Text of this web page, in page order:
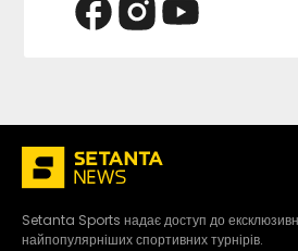
Setanta Sports надає доступ до
найпопулярніших спортивних турнірів.